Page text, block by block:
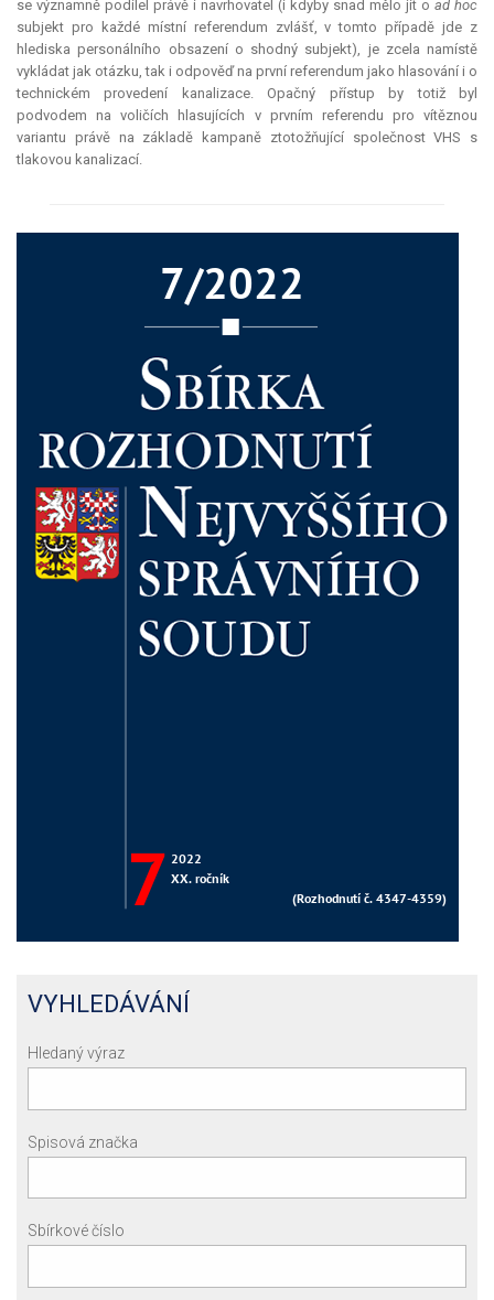
se významně podílel právě i navrhovatel (i kdyby snad mělo jít o ad hoc
subjekt pro každé místní referendum zvlášť, v tomto případě jde z
hlediska personálního obsazení o shodný subjekt), je zcela namístě
vykládat jak otázku, tak i odpověď na první referendum jako hlasování i o
technickém provedení kanalizace. Opačný přístup by totiž byl
podvodem na voličích hlasujících v prvním referendu pro vítěznou
variantu právě na základě kampaně ztotožňující společnost VHS s
tlakovou kanalizací.
VYHLEDÁVÁNÍ
Hledaný výraz
Spisová značka
Sbírkové číslo